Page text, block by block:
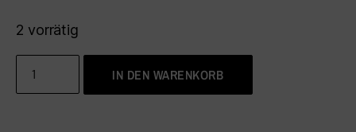
2 vorrätig
IN DEN WARENKORB